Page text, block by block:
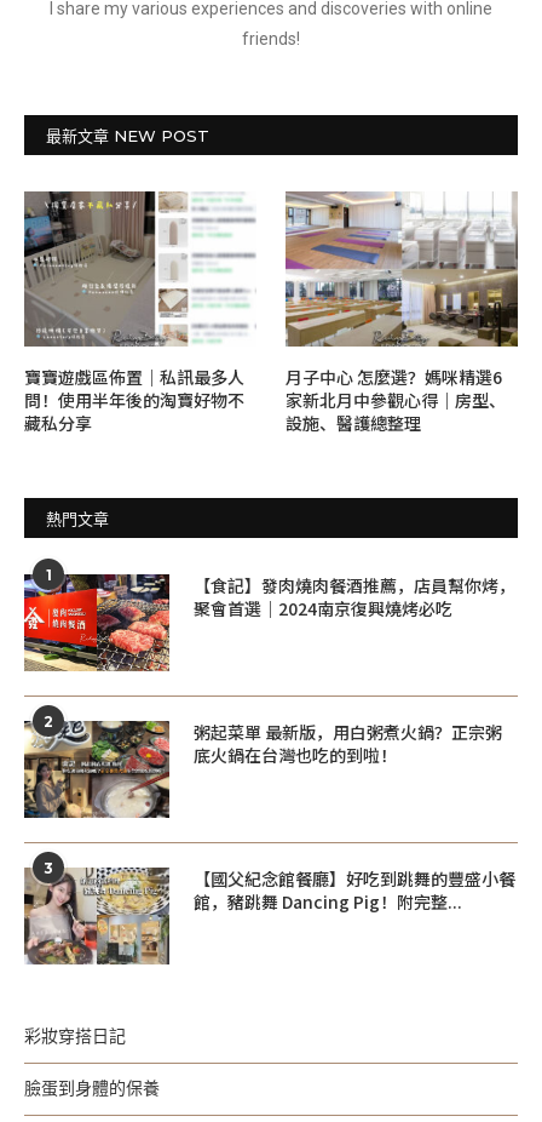
I share my various experiences and discoveries with online
friends!
最新文章 NEW POST
寶寶遊戲區佈置｜私訊最多人
問！使用半年後的淘寶好物不
藏私分享
月子中心 怎麼選？媽咪精選6
家新北月中參觀心得｜房型、
設施、醫護總整理
熱門文章
1
【食記】發肉燒肉餐酒推薦，店員幫你烤，
聚會首選｜2024南京復興燒烤必吃
2
粥起菜單 最新版，用白粥煮火鍋？正宗粥
底火鍋在台灣也吃的到啦！
3
【國父紀念館餐廳】好吃到跳舞的豐盛小餐
館，豬跳舞 Dancing Pig！附完整...
彩妝穿搭日記
臉蛋到身體的保養